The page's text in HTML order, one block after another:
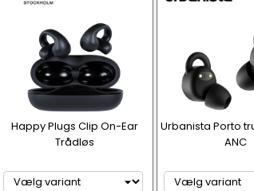
Happy Plugs Clip On-Ear
Trådløs
Urbanista Porto
ANC